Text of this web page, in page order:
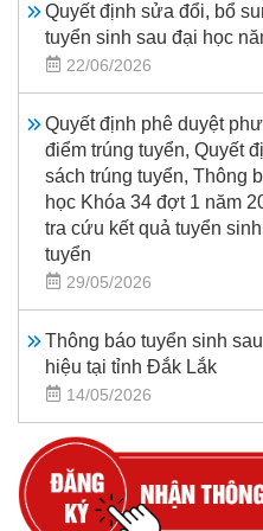
Quyết định sửa đổi, bổ
tuyển sinh sau đại học
22/06/2026
Quyết định phê duyệt
điểm trúng tuyển, Quyết
sách trúng tuyển, Thông
học Khóa 34 đợt 1 năm
tra cứu kết quả tuyển
tuyển
29/05/2026
Thông báo tuyển sinh
hiệu tại tỉnh Đắk Lắk
14/05/2026